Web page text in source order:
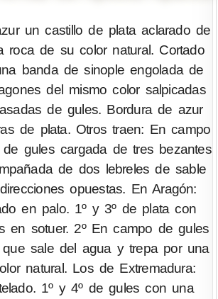
un castillo de plata aclarado de
roca de su color natural. Cortado
banda de sinople engolada de
del mismo color salpicadas
de gules. Bordura de azur
de plata. Otros traen: En campo
gules cargada de tres bezantes
de dos lebreles de sable
opuestas. En Aragón:
en palo. 1º y 3º de plata con
en sotuer. 2º En campo de gules
sale del agua y trepa por una
natural. Los de Extremadura:
1º y 4º de gules con una